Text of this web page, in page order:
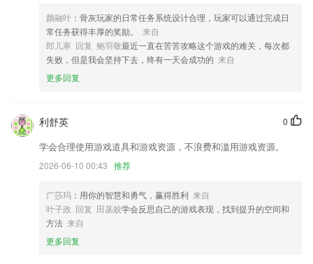
颜融叶 ：骨灰玩家的日常任务系统设计合理，玩家可以通过完成日
常任务获得丰厚的奖励。
来自
郎儿寒 回复 鲍羽敬最近一直在苦苦攻略这个游戏的难关，每次都
失败，但是我会坚持下去，终有一天会成功的 来自
更多回复
0
利舒英
学会合理使用游戏道具和游戏资源，不浪费和滥用游戏资源。
2026-06-10 00:43 推荐
广莎玛 ：用你的智慧和勇气，赢得胜利 来自
叶子政 回复 田菡姣学会反思自己的游戏表现，找到提升的空间和
方法 来自
更多回复